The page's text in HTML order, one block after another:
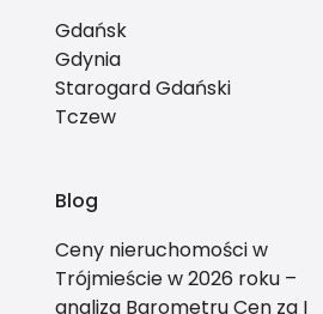
Gdańsk
Gdynia
Starogard Gdański
Tczew
Blog
Ceny nieruchomości w
Trójmieście w 2026 roku –
analiza Barometru Cen za I